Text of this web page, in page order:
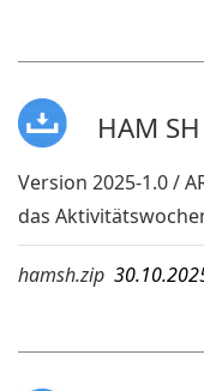
HAM SH
Version 2025-1.0 /
das
hamsh.zip